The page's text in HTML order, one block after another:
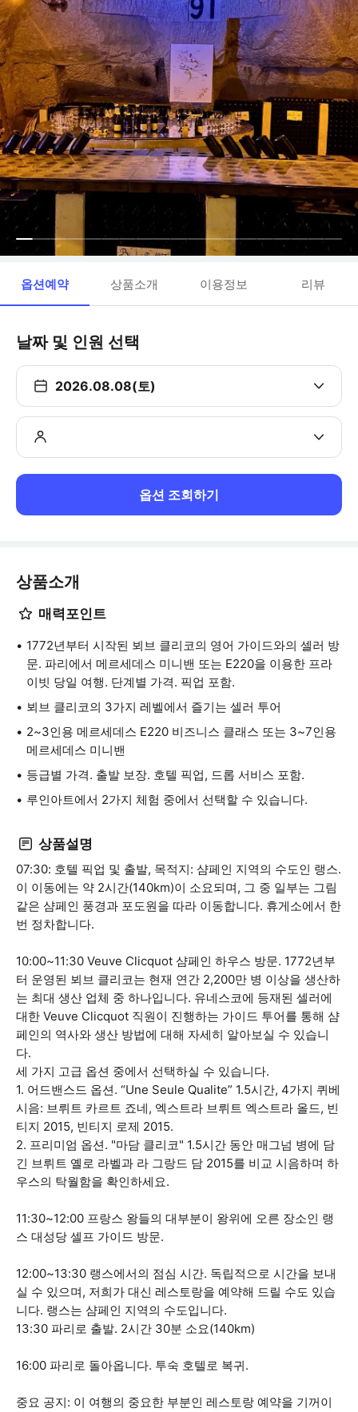
옵션예약 상품소개 이용정보 리뷰
날짜 및 인원 선택
2026.08.08(토)
옵션 조회하기
상품소개
매력포인트
1772년부터 시작된 뵈브 클리코의 영어 가이드와의 셀러 방
문. 파리에서 메르세데스 미니밴 또는 E220을 이용한 프라
이빗 당일 여행. 단계별 가격. 픽업 포함.
뵈브 클리코의 3가지 레벨에서 즐기는 셀러 투어
2~3인용 메르세데스 E220 비즈니스 클래스 또는 3~7인용
메르세데스 미니밴
등급별 가격. 출발 보장. 호텔 픽업, 드롭 서비스 포함.
루인아트에서 2가지 체험 중에서 선택할 수 있습니다.
상품설명
07:30: 호텔 픽업 및 출발, 목적지: 샴페인 지역의 수도인 랭스.
이 이동에는 약 2시간(140km)이 소요되며, 그 중 일부는 그림
같은 샴페인 풍경과 포도원을 따라 이동합니다. 휴게소에서 한
번 정차합니다.
10:00~11:30 Veuve Clicquot 샴페인 하우스 방문. 1772년부
터 운영된 뵈브 클리코는 현재 연간 2,200만 병 이상을 생산하
는 최대 생산 업체 중 하나입니다. 유네스코에 등재된 셀러에
대한 Veuve Clicquot 직원이 진행하는 가이드 투어를 통해 샴
페인의 역사와 생산 방법에 대해 자세히 알아보실 수 있습니
다.
세 가지 고급 옵션 중에서 선택하실 수 있습니다.
1. 어드밴스드 옵션. “Une Seule Qualite” 1.5시간, 4가지 퀴베
시음: 브뤼트 카르트 죠네, 엑스트라 브뤼트 엑스트라 올드, 빈
티지 2015, 빈티지 로제 2015.
2. 프리미엄 옵션. "마담 클리코" 1.5시간 동안 매그넘 병에 담
긴 브뤼트 옐로 라벨과 라 그랑드 담 2015를 비교 시음하며 하
우스의 탁월함을 확인하세요.
11:30~12:00 프랑스 왕들의 대부분이 왕위에 오른 장소인 랭
스 대성당 셀프 가이드 방문.
12:00~13:30 랭스에서의 점심 시간. 독립적으로 시간을 보내
실 수 있으며, 저희가 대신 레스토랑을 예약해 드릴 수도 있습
니다. 랭스는 샴페인 지역의 수도입니다.
13:30 파리로 출발. 2시간 30분 소요(140km)
16:00 파리로 돌아옵니다. 투숙 호텔로 복귀.
중요 공지: 이 여행의 중요한 부분인 레스토랑 예약을 기꺼이